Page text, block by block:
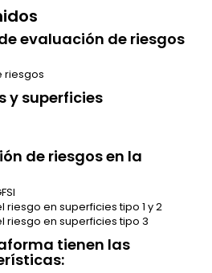
evaluación de riesgos
riesgos
y superficies
de riesgos en la
riesgo en superficies tipo 1 y 2
riesgo en superficies tipo 3
tienen las